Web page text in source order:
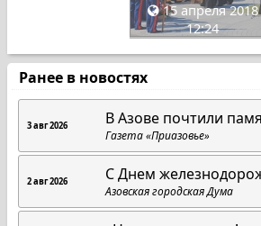
15 апреля 2018
12:24
Ранее в новостях
3 авг 2026 В Азове почтили
Газета «Приазовье»
2 авг 2026 С Днем
Азовская городская Дума